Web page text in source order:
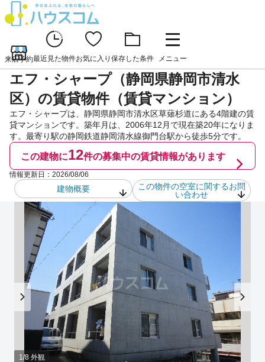
来店予約最近見た物件お気に入り 保存した条件 メニュー
エフ・シャープ（静岡県静岡市清水
区）の賃貸物件（賃貸マンション）
エフ・シャープは、静岡県静岡市清水区草薙杉道にある4階建の賃
貸マンションです。築年月は、2006年12月で現在築20年になりま
す。最寄り駅の静岡鉄道静岡清水線御門台駅から徒歩5分です。
この建物に12件の募集中の賃貸情報があります
情報更新日： 2026/08/06
建物概要
この物件の空室に関するお問
い合わせ
1/8 外観